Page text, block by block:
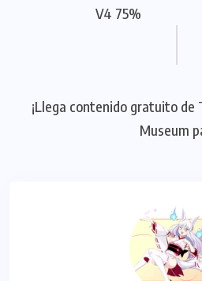
V4 75%
¡Llega contenido gratuito de
Museum